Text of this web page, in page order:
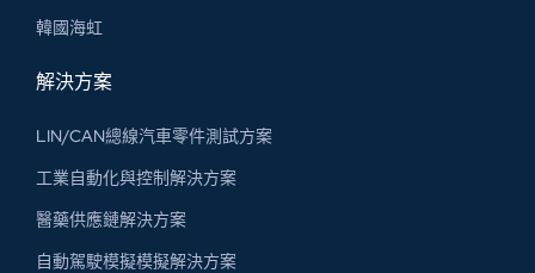
韓國海虹
解決方案
LIN/CAN總線汽車零件測試方案
工業自動化與控制解決方案
醫藥供應鏈解決方案
自動駕駛模擬模擬解決方案